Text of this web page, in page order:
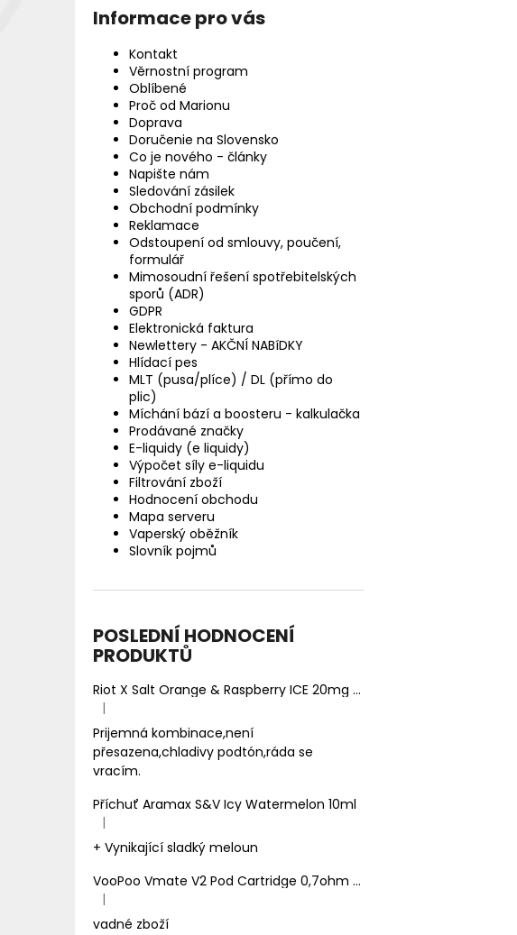
Informace pro vás
Kontakt
Věrnostní program
Oblíbené
Proč od Marionu
Doprava
Doručenie na Slovensko
Co je nového - články
Napište nám
Sledování zásilek
Obchodní podmínky
Reklamace
Odstoupení od smlouvy, poučení,
formulář
Mimosoudní řešení spotřebitelských
sporů (ADR)
GDPR
Elektronická faktura
Newlettery - AKČNÍ NABíDKY
Hlídací pes
MLT (pusa/plíce) / DL (přímo do
plic)
Míchání bází a boosteru - kalkulačka
Prodávané značky
E-liquidy (e liquidy)
Výpočet síly e-liquidu
Filtrování zboží
Hodnocení obchodu
Mapa serveru
Vaperský oběžník
Slovník pojmů
POSLEDNÍ HODNOCENÍ
PRODUKTŮ
Riot X Salt Orange & Raspberry ICE 20mg
Ledový pomeranč a malina
Hodnocení produktu je 5 z 5 hvězdiček.
|
Prijemná kombinace,není
přesazena,chladivy podtón,ráda se
vracím.
Příchuť Aramax S&V Icy Watermelon 10ml
Hodnocení produktu je 5 z 5 hvězdiček.
|
+ Vynikající sladký meloun
VooPoo Vmate V2 Pod Cartridge 0,7ohm 2ml
Hodnocení produktu je 1 z 5 hvězdiček.
|
vadné zboží